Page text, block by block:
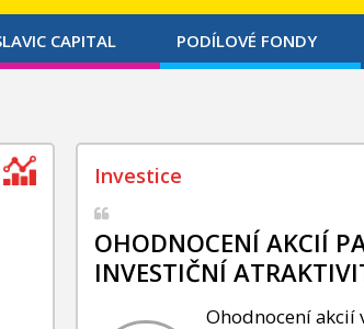
CAPITAL PODÍLOVÉ FONDY
OHODNOCENÍ AKCIÍ
INVESTIČNÍ
Ohodnocení akcií